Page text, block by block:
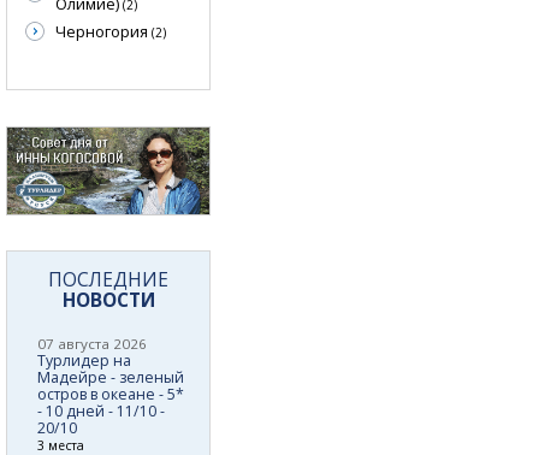
(2)
Черногория (2)
ПОСЛЕДНИЕ
НОВОСТИ
07 августа 2026
Турлидер на
Мадейре - зеленый
остров в океане - 5*
- 10 дней - 11/10 -
20/10
3 места